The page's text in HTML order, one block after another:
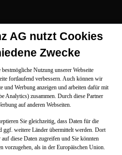
AG nutzt Cookies
Zwecke
Nutzung unserer Webseite
fortlaufend verbessern. Auch können wir
und Werbung anzeigen und arbeiten dafür mit
Analytics) zusammen. Durch diese Partner
auf anderen Webseiten.
Sie gleichzeitig, dass Daten für die
ggf. weitere Länder übermittelt werden. Dort
diese Daten zugreifen und Sie könnten
vorzugehen, als in der Europäischen Union.